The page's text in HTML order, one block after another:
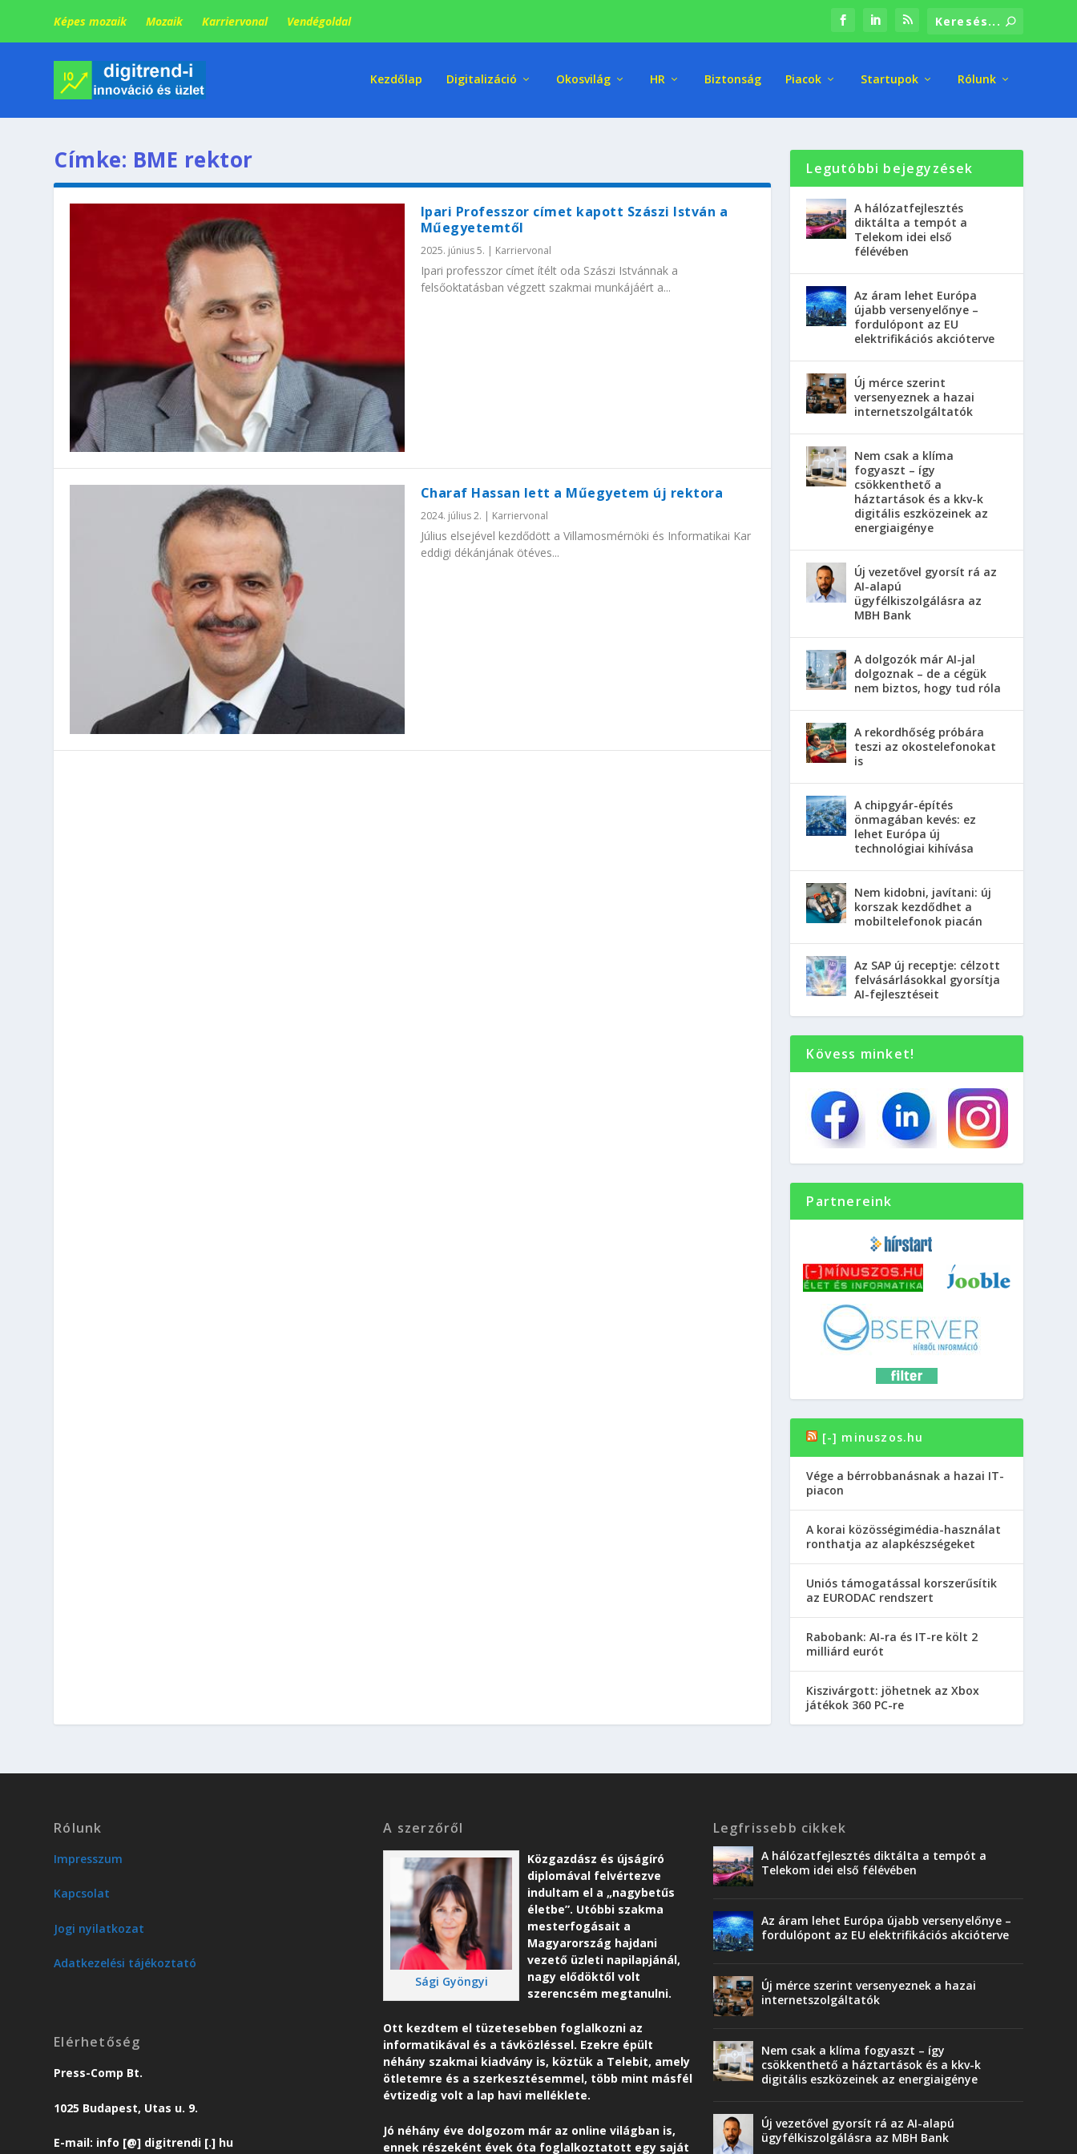
Képes mozaik Mozaik Karriervonal Vendégoldal
Kezdőlap Digitalizáció Okosvilág HR Biztonság Piacok Startupok Rólunk
Címke: BME rektor
Ipari Professzor címet kapott Szászi István a
Műegyetemtől
2025. június 5. | Karriervonal
Ipari professzor címet ítélt oda Szászi Istvánnak a
felsőoktatásban végzett szakmai munkájáért a...
Charaf Hassan lett a Műegyetem új rektora
2024. július 2. Karriervonal
Július elsejével kezdődött a Villamosmérnöki és Informatikai Kar
eddigi dékánjának ötéves...
Legutóbbi bejegyzések
A hálózatfejlesztés
diktálta a tempót a
Telekom idei első
félévében
Az áram lehet Európa
újabb versenyelőnye –
fordulópont az EU
elektrifikációs akcióterve
Új mérce szerint
versenyeznek a hazai
internetszolgáltatók
Nem csak a klíma
fogyaszt – így
csökkenthető a
háztartások és a kkv-k
digitális eszközeinek az
energiaigénye
Új vezetővel gyorsít rá az
AI-alapú
ügyfélkiszolgálásra az
MBH Bank
A dolgozók már AI-jal
dolgoznak – de a cégük
nem biztos, hogy tud róla
A rekordhőség próbára
teszi az okostelefonokat
is
A chipgyár-építés
önmagában kevés: ez
lehet Európa új
technológiai kihívása
Nem kidobni, javítani: új
korszak kezdődhet a
mobiltelefonok piacán
Az SAP új receptje: célzott
felvásárlásokkal gyorsítja
AI-fejlesztéseit
Kövess minket!
Partnereink
[-] minuszos.hu
Vége a bérrobbanásnak a hazai IT-
piacon
A korai közösségimédia-használat
ronthatja az alapkészségeket
Uniós támogatással korszerűsítik
az EURODAC rendszert
Rabobank: AI-ra és IT-re költ 2
milliárd eurót
Kiszivárgott: jöhetnek az Xbox
játékok 360 PC-re
Rólunk
Impresszum
Kapcsolat
Jogi nyilatkozat
Adatkezelési tájékoztató
Elérhetőség
Press-Comp Bt.
1025 Budapest, Utas u. 9.
E-mail: info [@] digitrendi [.] hu
A szerzőről
Sági Gyöngyi
Közgazdász és újságíró
diplomával felvértezve
indultam el a „nagybetűs
életbe”. Utóbbi szakma
mesterfogásait a
Magyarország hajdani
vezető üzleti napilapjánál,
nagy elődöktől volt
szerencsém megtanulni.
Ott kezdtem el tüzetesebben foglalkozni az
informatikával és a távközléssel. Ezekre épült
néhány szakmai kiadvány is, köztük a Telebit, amely
ötletemre és a szerkesztésemmel, több mint másfél
évtizedig volt a lap havi melléklete.
Jó néhány éve dolgozom már az online világban is,
ennek részeként évek óta foglalkoztatott egy saját
Legfrissebb cikkek
A hálózatfejlesztés diktálta a tempót a
Telekom idei első félévében
Az áram lehet Európa újabb versenyelőnye –
fordulópont az EU elektrifikációs akcióterve
Új mérce szerint versenyeznek a hazai
internetszolgáltatók
Nem csak a klíma fogyaszt – így
csökkenthető a háztartások és a kkv-k
digitális eszközeinek az energiaigénye
Új vezetővel gyorsít rá az AI-alapú
ügyfélkiszolgálásra az MBH Bank